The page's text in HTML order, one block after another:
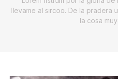
llevame al sircoo. De la pradera
la cosa